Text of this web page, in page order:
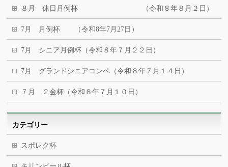
８月 休日月例杯 （令和８年８月２日）
7月 月例杯 （令和8年7月27日）
7月 シニア月例杯（令和８年７月２２日）
7月 グランドシニアコンペ（令和８年７月１４日）
７月 ２金杯（令和８年７月１０日）
カテゴリー
スポレク杯